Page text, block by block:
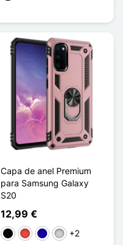
Capa de anel Premium
para Samsung Galaxy
S20
12,99 €
PretoVermelhoAzul Escuro
Prata+2